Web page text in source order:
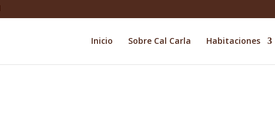
Inicio Sobre Cal Carla Habitaciones